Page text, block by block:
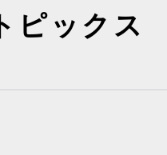
トピックス